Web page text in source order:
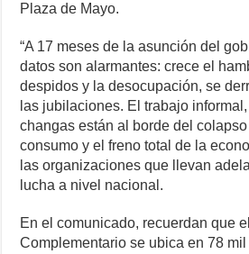
Plaza de Mayo.
“A 17 meses de la asunción del
datos son alarmantes: crece el
despidos y la desocupación, se
las jubilaciones. El trabajo
changas están al borde del
consumo y el freno total de la
las organizaciones que llevan
lucha a nivel nacional.
En el comunicado, recuerdan que
Complementario se ubica en 78 mil